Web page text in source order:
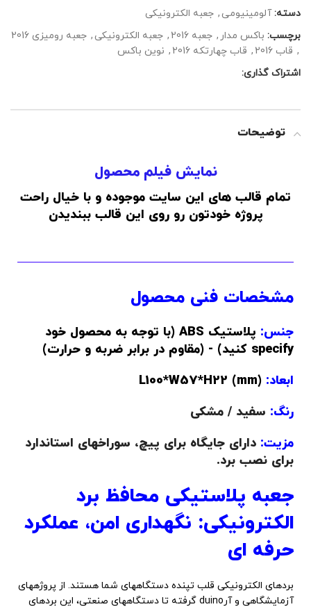
دسته: آلومینیومی , جعبه الکترونیکی
برچسب: باکس مدار , جعبه 2016 , جعبه الکترونیکی , جعبه رومیزی 2016
, قاب 2016 , قاب چهارتکه 2016 , نوین باکس
اشتراک گذاری:
توضیحات
نمایش فیلم محصول
تمام قالب های این سایت موجوده و با خیال راحت
پروژه خودتون رو روی این قالب ببندیدن
مشخصات فنی محصول
جنس:
پلاستیک ABS (با توجه به محصول خود
specify کنید) - (مقاوم در برابر ضربه و حرارت)
ابعاد: (L100*W57*H22 (mm
رنگ: سفید / مشکی
مزیت: دارای جایگاه برای پیچ، سوراخهای استاندارد
برای نصب برد.
جعبه پلاستیکی محافظ برد
الکترونیکی: نگهداری امن، عملکرد
حرفه ای
بردهای الکترونیکی قلب تپنده دستگاههای شما هستند. از پروژههای
آزمایشگاهی و آرduino گرفته تا دستگاههای صنعتی، این بردهای